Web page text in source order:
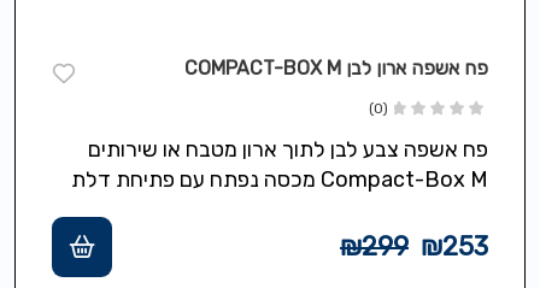
פח אשפה ארון לבן COMPACT-BOX M
(0)
פח אשפה צבע לבן לתוך ארון מטבח או שירותים
Compact-Box M מכסה נפתח עם פתיחת דלת
₪299 ₪253